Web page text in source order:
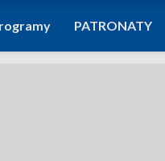
PATRONATY